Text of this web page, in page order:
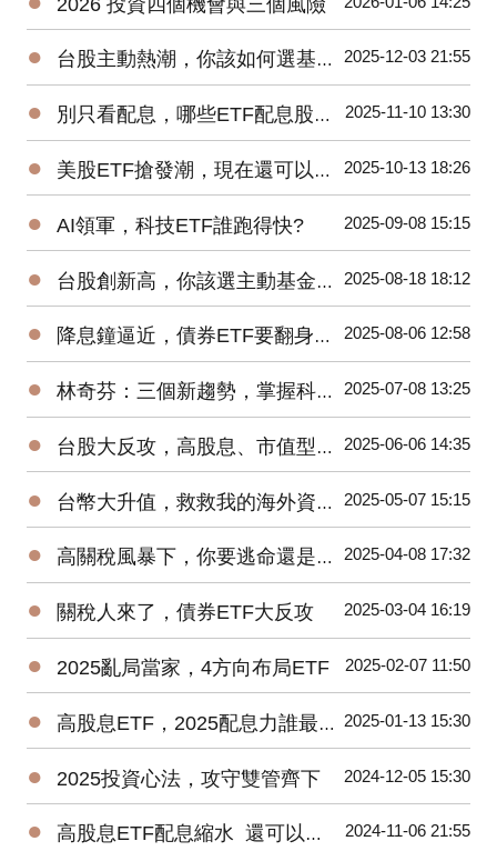
● 台股主動熱潮，你該如何選基金、ETF? 2025-12-03 21:55
● 別只看配息，哪些ETF配息股價二頭賺? 2025-11-10 13:30
● 美股ETF搶發潮，現在還可以買進嗎? 2025-10-13 18:26
● AI領軍，科技ETF誰跑得快? 2025-09-08 15:15
● 台股創新高，你該選主動基金還是ETF? 2025-08-18 18:12
● 降息鐘逼近，債券ETF要翻身了? 2025-08-06 12:58
● 林奇芬：三個新趨勢，掌握科技投資密碼 2025-07-08 13:25
● 台股大反攻，高股息、市值型ETF該抱誰? 2025-06-06 14:35
● 台幣大升值，救救我的海外資產！ 2025-05-07 15:15
● 高關稅風暴下，你要逃命還是加碼? 2025-04-08 17:32
● 關稅人來了，債券ETF大反攻 2025-03-04 16:19
● 2025亂局當家，4方向布局ETF 2025-02-07 11:50
● 高股息ETF，2025配息力誰最強? 2025-01-13 15:30
● 2025投資心法，攻守雙管齊下 2024-12-05 15:30
● 高股息ETF配息縮水 還可以買嗎? 2024-11-06 21:55